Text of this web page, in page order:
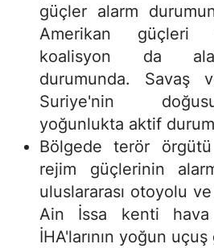
güçler alarm
Amerikan güçleri
koalisyon da
durumunda. Savaş
Suriye'nin
yoğunlukta aktif
Bölgede terör
rejim güçlerinin
uluslararası otoyolu
Ain İssa kenti hava
İHA'larının yoğun